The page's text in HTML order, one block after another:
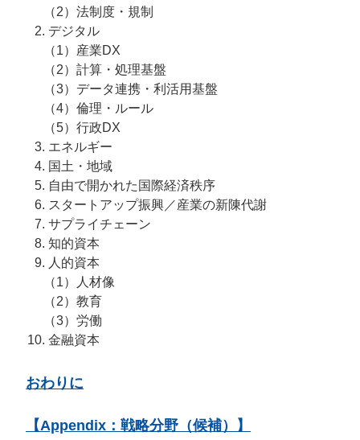
（2） 法制度・規制
デジタル
（1） 産業DX
（2） 計算・処理基盤
（3） データ連携・利活用基盤
（4） 倫理・ルール
（5） 行政DX
エネルギー
国土・地域
自由で開かれた国際経済秩序
スタートアップ振興／産業の新陳代謝
サプライチェーン
知的資本
人的資本
（1）
人材像
（2） 教育
（3） 労働
金融資本
おわりに
【Appendix：戦略分野（候補）】